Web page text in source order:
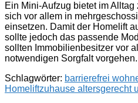
Ein Mini-Aufzug bietet im
sich vor allem in
einsetzen. Damit der Homelift
sollte jedoch das passende
sollten Immobilienbesitzer vor
notwendigen Sorgfalt vorgehen.
Schlagwörter: barrierefrei
Homeliftzuhause altersgerecht